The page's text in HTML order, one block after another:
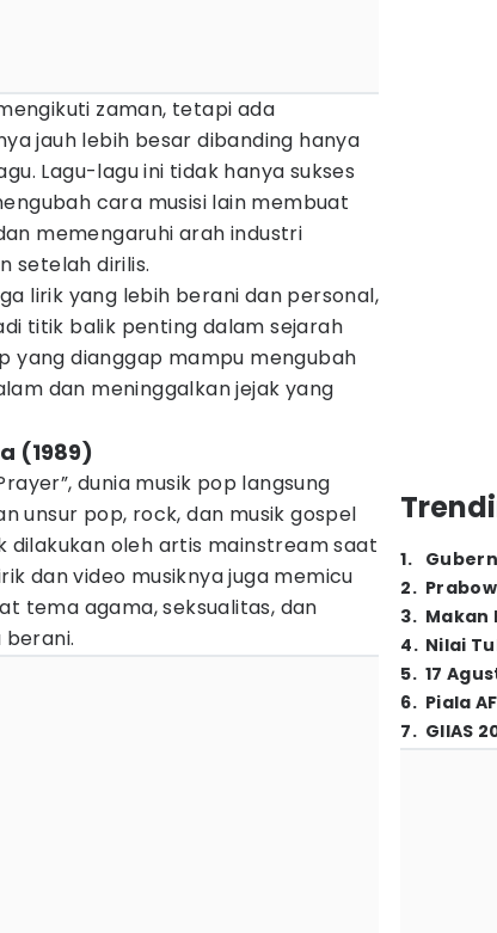
zaman, tetapi ada
jauh lebih besar dibanding hanya
Lagu-lagu ini tidak hanya sukses
cara musisi lain membuat
memengaruhi arah industri
setelah dirilis.
lirik yang lebih berani dan personal,
titik balik penting dalam sejarah
yang dianggap mampu mengubah
dan meninggalkan jejak yang
(1989)
dunia musik pop langsung
unsur pop, rock, dan musik gospel
oleh artis mainstream saat
dan video musiknya juga memicu
tema agama, seksualitas, dan
1.
2.
3. Makan
4. Nilai
5. 17
6. Piala
7. GIIAS